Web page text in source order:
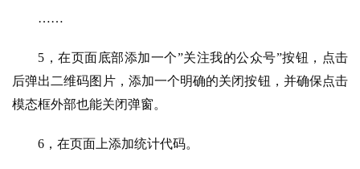
……
5，在页面底部添加一个”关注我的公众号”按钮，点击
后弹出二维码图片，添加一个明确的关闭按钮，并确保点击
模态框外部也能关闭弹窗。
6，在页面上添加统计代码。